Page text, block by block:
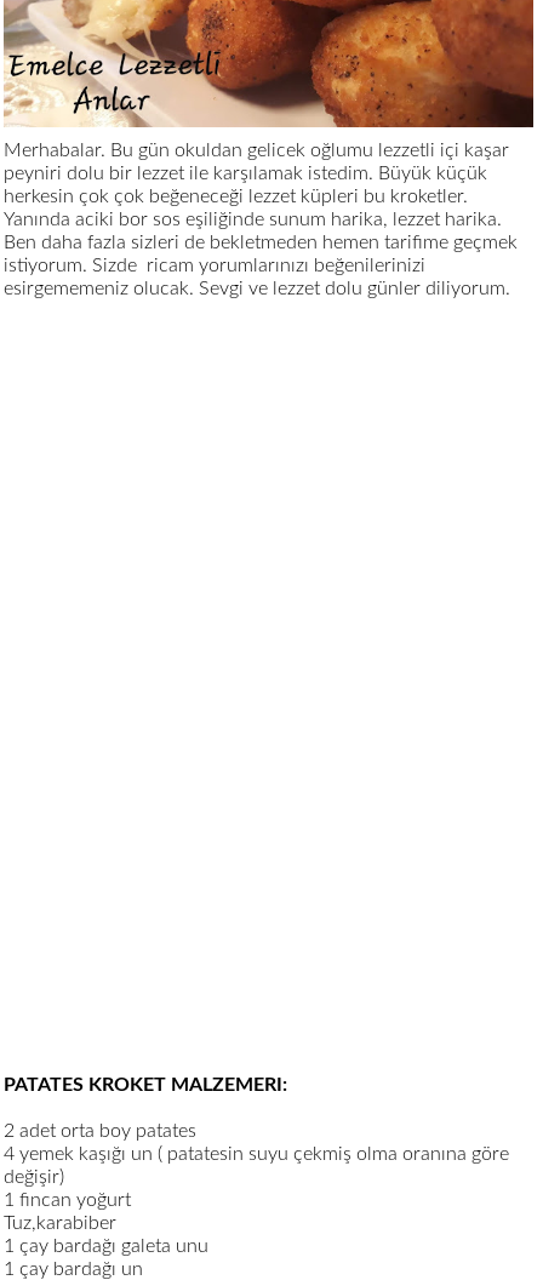
Merhabalar. Bu gün okuldan gelicek oğlumu lezzetli içi kaşar
peyniri dolu bir lezzet ile karşılamak istedim. Büyük küçük
herkesin çok çok beğeneceği lezzet küpleri bu kroketler.
Yanında aciki bor sos eşiliğinde sunum harika, lezzet harika.
Ben daha fazla sizleri de bekletmeden hemen tarifime geçmek
istiyorum. Sizde ricam yorumlarınızı beğenilerinizi
esirgememeniz olucak. Sevgi ve lezzet dolu günler diliyorum.
PATATES KROKET MALZEMERI:
2 adet orta boy patates
4 yemek kaşığı un ( patatesin suyu çekmiş olma oranına göre
değişir)
1 fincan yoğurt
Tuz,karabiber
1 çay bardağı galeta unu
1 çay bardağı un